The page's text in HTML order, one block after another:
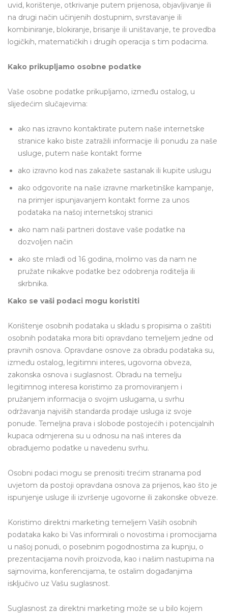
uvid, korištenje, otkrivanje putem prijenosa, objavljivanje ili
na drugi način učinjenih dostupnim, svrstavanje ili
kombiniranje, blokiranje, brisanje ili uništavanje, te provedba
logičkih, matematičkih i drugih operacija s tim podacima.
Kako prikupljamo osobne podatke
Vaše osobne podatke prikupljamo, između ostalog, u
slijedećim slučajevima:
ako nas izravno kontaktirate putem naše internetske
stranice kako biste zatražili informacije ili ponudu za naše
usluge, putem naše kontakt forme
ako izravno kod nas zakažete sastanak ili kupite uslugu
ako odgovorite na naše izravne marketinške kampanje,
na primjer ispunjavanjem kontakt forme za unos
podataka na našoj internetskoj stranici
ako nam naši partneri dostave vaše podatke na
dozvoljen način
ako ste mlađi od 16 godina, molimo vas da nam ne
pružate nikakve podatke bez odobrenja roditelja ili
skrbnika.
Kako se vaši podaci mogu koristiti
Korištenje osobnih podataka u skladu s propisima o zaštiti
osobnih podataka mora biti opravdano temeljem jedne od
pravnih osnova. Opravdane osnove za obradu podataka su,
između ostalog, legitimni interes, ugovorna obveza,
zakonska osnova i suglasnost. Obradu na temelju
legitimnog interesa koristimo za promoviranjem i
pružanjem informacija o svojim uslugama, u svrhu
održavanja najviših standarda prodaje usluga iz svoje
ponude. Temeljna prava i slobode postojećih i potencijalnih
kupaca odmjerena su u odnosu na naš interes da
obrađujemo podatke u navedenu svrhu.
Osobni podaci mogu se prenositi trećim stranama pod
uvjetom da postoji opravdana osnova za prijenos, kao što je
ispunjenje usluge ili izvršenje ugovorne ili zakonske obveze.
Koristimo direktni marketing temeljem Vaših osobnih
podataka kako bi Vas informirali o novostima i promocijama
u našoj ponudi, o posebnim pogodnostima za kupnju, o
prezentacijama novih proizvoda, kao i našim nastupima na
sajmovima, konferencijama, te ostalim događanjima
isključivo uz Vašu suglasnost.
Suglasnost za direktni marketing može se u bilo kojem